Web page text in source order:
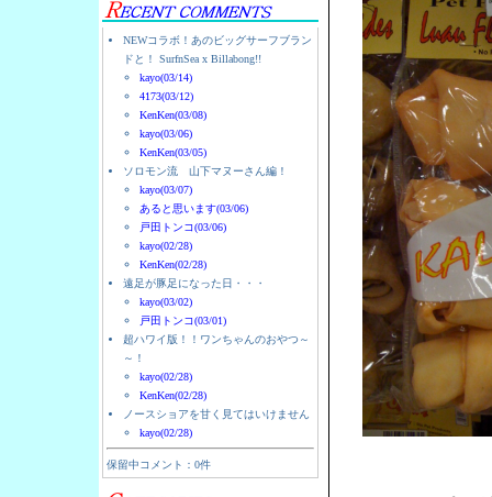
NEWコラボ！あのビッグサーフブラン
ドと！ SurfnSea x Billabong!!
kayo(03/14)
4173(03/12)
KenKen(03/08)
kayo(03/06)
KenKen(03/05)
ソロモン流 山下マヌーさん編！
kayo(03/07)
あると思います(03/06)
戸田トンコ(03/06)
kayo(02/28)
KenKen(02/28)
遠足が豚足になった日・・・
kayo(03/02)
戸田トンコ(03/01)
超ハワイ版！！ワンちゃんのおやつ～
～！
kayo(02/28)
KenKen(02/28)
ノースショアを甘く見てはいけません
kayo(02/28)
保留中コメント：0件